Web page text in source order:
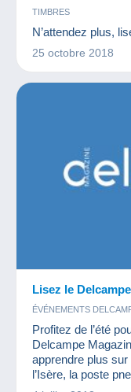
TIMBRES
N’attendez plus,
25 octobre 2018
Lisez le
ÉVÉNEMENTS
Profitez de l’été
Delcampe
apprendre plus
l’Isère, la poste
Pourquoi-Pas » et